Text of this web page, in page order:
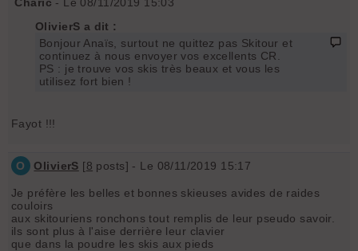
OlivierS a dit :
Bonjour Anaïs, surtout ne quittez pas Skitour et
continuez à nous envoyer vos excellents CR.
PS : je trouve vos skis très beaux et vous les
utilisez fort bien !
Fayot !!!
O OlivierS [8 posts] - Le 08/11/2019 15:17
Je préfère les belles et bonnes skieuses avides de raides
couloirs
aux skitouriens ronchons tout remplis de leur pseudo savoir.
ils sont plus à l'aise derrière leur clavier
que dans la poudre les skis aux pieds